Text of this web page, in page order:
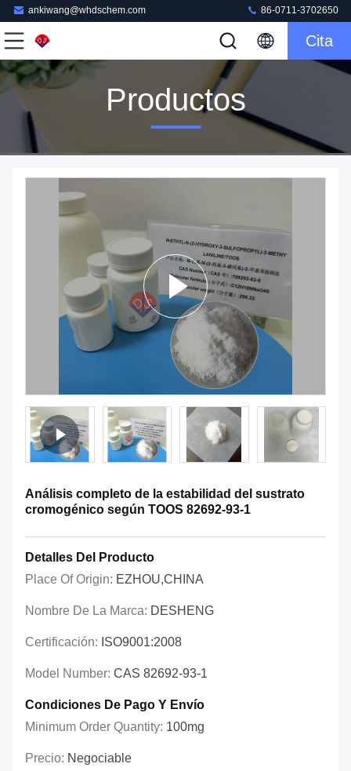
ankiwang@whdschem.com 86-0711-3702650
Cita
Productos
Análisis completo de la estabilidad del sustrato
cromogénico según TOOS 82692-93-1
Detalles Del Producto
Place Of Origin: EZHOU,CHINA
Nombre De La Marca: DESHENG
Certificación: ISO9001:2008
Model Number: CAS 82692-93-1
Condiciones De Pago Y Envío
Minimum Order Quantity: 100mg
Precio: Negociable